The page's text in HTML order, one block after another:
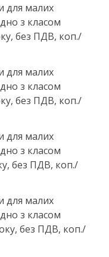
для малих
з класом
без ПДВ, коп./
для малих
з класом
без ПДВ, коп./
для малих
з класом
без ПДВ, коп./
для малих
з класом
без ПДВ, коп./